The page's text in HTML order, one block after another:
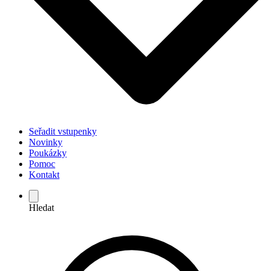
Seřadit vstupenky
Novinky
Poukázky
Pomoc
Kontakt
Hledat